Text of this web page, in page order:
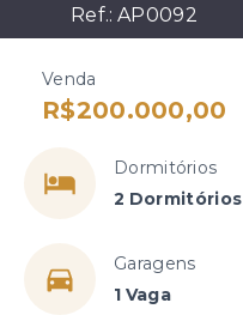
Ref.:AP0092
Venda
R$200.000,00
Dormitórios
2 Dormitórios
Garagens
1 Vaga